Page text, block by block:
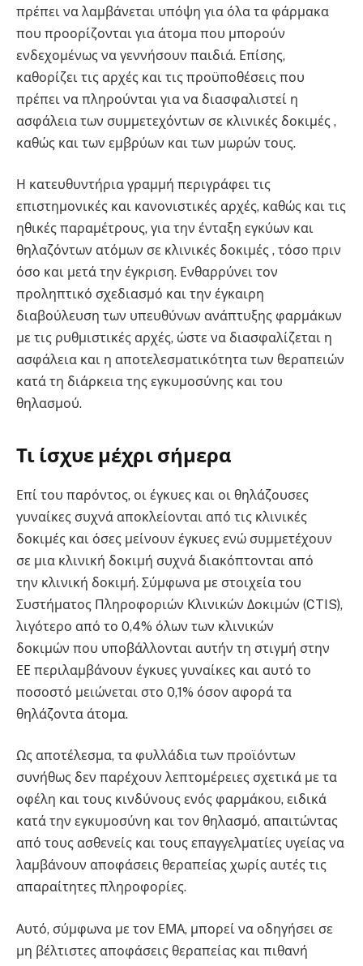
πρέπει να λαμβάνεται υπόψη για όλα τα φάρμακα
που προορίζονται για άτομα που μπορούν
ενδεχομένως να γεννήσουν παιδιά. Επίσης,
καθορίζει τις αρχές και τις προϋποθέσεις που
πρέπει να πληρούνται για να διασφαλιστεί η
ασφάλεια των συμμετεχόντων σε κλινικές δοκιμές ,
καθώς και των εμβρύων και των μωρών τους.
Η κατευθυντήρια γραμμή περιγράφει τις
επιστημονικές και κανονιστικές αρχές, καθώς και τις
ηθικές παραμέτρους, για την ένταξη εγκύων και
θηλαζόντων ατόμων σε κλινικές δοκιμές , τόσο πριν
όσο και μετά την έγκριση. Ενθαρρύνει τον
προληπτικό σχεδιασμό και την έγκαιρη
διαβούλευση των υπευθύνων ανάπτυξης φαρμάκων
με τις ρυθμιστικές αρχές, ώστε να διασφαλίζεται η
ασφάλεια και η αποτελεσματικότητα των θεραπειών
κατά τη διάρκεια της εγκυμοσύνης και του
θηλασμού.
Τι ίσχυε μέχρι σήμερα
Επί του παρόντος, οι έγκυες και οι θηλάζουσες
γυναίκες συχνά αποκλείονται από τις κλινικές
δοκιμές και όσες μείνουν έγκυες ενώ συμμετέχουν
σε μια κλινική δοκιμή συχνά διακόπτονται από
την κλινική δοκιμή. Σύμφωνα με στοιχεία του
Συστήματος Πληροφοριών Κλινικών Δοκιμών (CTIS),
λιγότερο από το 0,4% όλων των κλινικών
δοκιμών που υποβάλλονται αυτήν τη στιγμή στην
ΕΕ περιλαμβάνουν έγκυες γυναίκες και αυτό το
ποσοστό μειώνεται στο 0,1% όσον αφορά τα
θηλάζοντα άτομα.
Ως αποτέλεσμα, τα φυλλάδια των προϊόντων
συνήθως δεν παρέχουν λεπτομέρειες σχετικά με τα
οφέλη και τους κινδύνους ενός φαρμάκου, ειδικά
κατά την εγκυμοσύνη και τον θηλασμό, απαιτώντας
από τους ασθενείς και τους επαγγελματίες υγείας να
λαμβάνουν αποφάσεις θεραπείας χωρίς αυτές τις
απαραίτητες πληροφορίες.
Αυτό, σύμφωνα με τον ΕΜΑ, μπορεί να οδηγήσει σε
μη βέλτιστες αποφάσεις θεραπείας και πιθανή